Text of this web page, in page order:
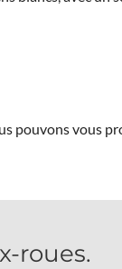
pouvons vous
roues.